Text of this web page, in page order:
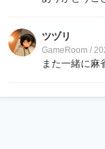
ツヅリ
GameRoom /
また一緒に麻